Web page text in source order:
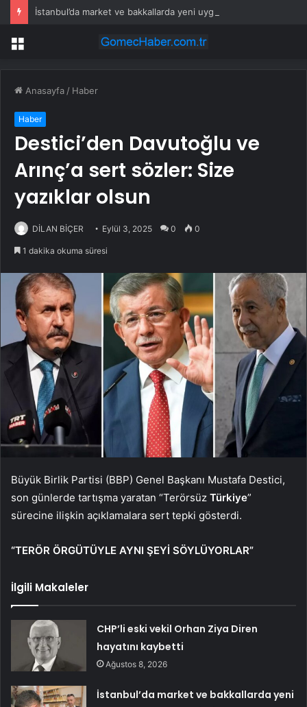
Menü
Anasayfa / Haber
Haber
Destici’den Davutoğlu ve
Arınç’a sert sözler: Size
yazıklar olsun
DİLAN BİÇER Eylül 3, 2025 0 0
1 dakika okuma süresi
Büyük Birlik Partisi (BBP) Genel Başkanı Mustafa Destici,
son günlerde tartışma yaratan “Terörsüz Türkiye”
sürecine ilişkin açıklamalara sert tepki gösterdi.
“TERÖR ÖRGÜTÜYLE AYNI ŞEYİ SÖYLÜYORLAR”
İlgili Makaleler
CHP’li eski vekil Orhan Ziya Diren
hayatını kaybetti
Ağustos 8, 2026
İstanbul’da market ve bakkallarda yeni